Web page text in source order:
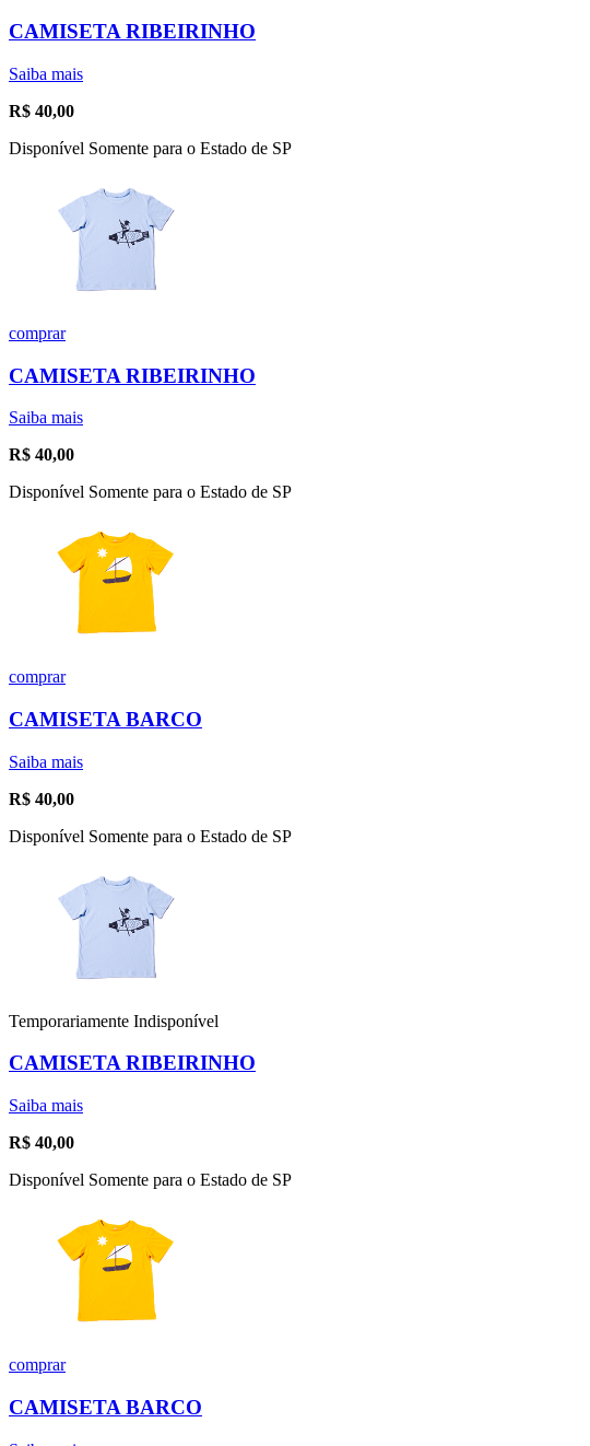
CAMISETA RIBEIRINHO
Saiba mais
R$ 40,00
Disponível Somente para o Estado de SP
comprar
CAMISETA RIBEIRINHO
Saiba mais
R$ 40,00
Disponível Somente para o Estado de SP
comprar
CAMISETA BARCO
Saiba mais
R$ 40,00
Disponível Somente para o Estado de SP
Temporariamente Indisponível
CAMISETA RIBEIRINHO
Saiba mais
R$ 40,00
Disponível Somente para o Estado de SP
comprar
CAMISETA BARCO